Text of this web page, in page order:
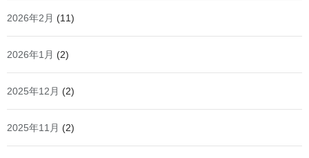
2026年2月 (11)
2026年1月 (2)
2025年12月 (2)
2025年11月 (2)